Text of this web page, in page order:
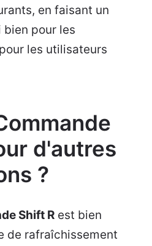
en faisant un
pour les
les utilisateurs
d'autres
?
Shift R est bien
de rafraîchissement